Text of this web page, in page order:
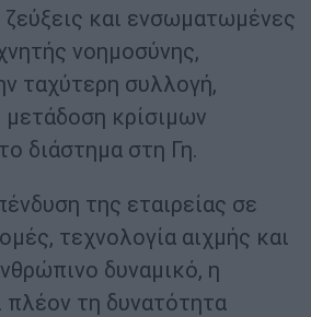
και ενσωματωμένες
νοημοσύνης,
ταχύτερη συλλογή,
μετάδοση κρίσιμων
διάστημα στη Γη.
της εταιρείας σε
τεχνολογία αιχμής και
δυναμικό, η
πλέον τη δυνατότητα